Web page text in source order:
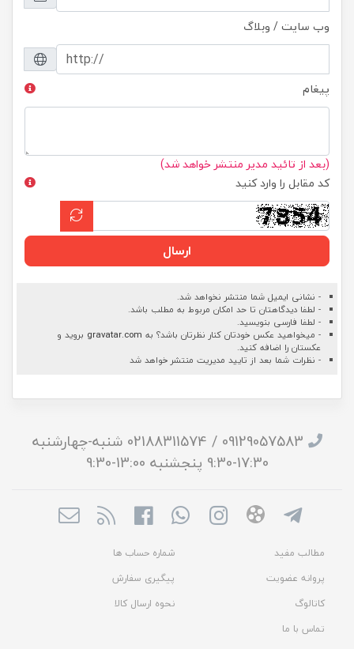
وب سایت / وبلاگ
پیغام
(بعد از تائید مدیر منتشر خواهد شد)
کد مقابل را وارد کنید
ارسال
- نشانی ایمیل شما منتشر نخواهد شد.
- لطفا دیدگاهتان تا حد امکان مربوط به مطلب باشد.
- لطفا فارسی بنویسید.
- میخواهید عکس خودتان کنار نظرتان باشد؟ به gravatar.com بروید و
عکستان را اضافه کنید.
- نظرات شما بعد از تایید مدیریت منتشر خواهد شد
09129057583 / 02188311574 شنبه-چهارشنبه
17:30-9:30 پنجشنبه 13:00-9:30
مطالب مفید
شماره حساب ها
پروانه عضویت
پیگیری سفارش
کاتالوگ
نحوه ارسال کالا
تماس با ما